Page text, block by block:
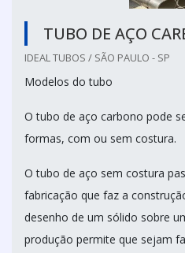
TUBO DE AÇO
IDEAL TUBOS / SÃO PAULO - SP
Modelos do tubo
O tubo de aço carbono pode
formas, com ou sem costura.
O tubo de aço sem costura
fabricação que faz a
desenho de um sólido sobre
produção permite que sejam